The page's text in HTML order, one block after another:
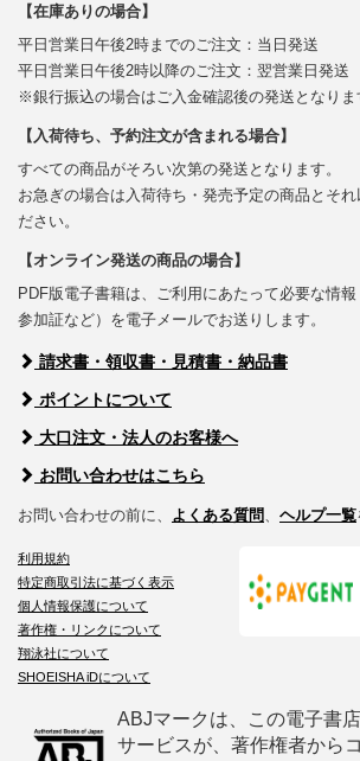
【在庫ありの場合】
平日営業日午後2時までのご注文：当日発送
平日営業日午後2時以降のご注文：翌営業日発送
※銀行振込の場合はご入金確認後の発送となりま
【入荷待ち、予約注文が含まれる場合】
すべての商品がそろい次第の発送となります。
お急ぎの場合は入荷待ち・発売予定の商品とそれ
ださい。
【オンライン発送の商品の場合】
PDF版電子書籍は、ご利用にあたって必要な情報
参加証など）を電子メールでお送りします。
請求書・領収書・見積書・納品書
ポイントについて
大口注文・法人のお客様へ
お問い合わせはこちら
お問い合わせの前に、 よくある質問 ヘルプ一覧
利用規約
特定商取引法に基づく表示
個人情報保護について
著作権・リンクについて
翔泳社について
SHOEISHA iDについて
ABJマークは、この電子書
サービスが、著作権者から